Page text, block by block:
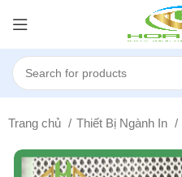
Trang chủ Thiết Bị Ngành In